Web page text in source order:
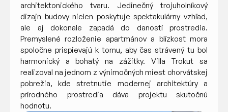
architektonického tvaru. Jedinečný trojuholníkový
dizajn budovy nielen poskytuje spektakulárny vzhľad,
ale aj dokonale zapadá do daností prostredia.
Premyslené rozloženie apartmánov a blízkosť mora
spoločne prispievajú k tomu, aby čas strávený tu bol
harmonický a bohatý na zážitky. Villa Trokut sa
realizoval na jednom z výnimočných miest chorvátskej
pobrežia, kde stretnutie modernej architektúry a
prírodného prostredia dáva projektu skutočnú
hodnotu.